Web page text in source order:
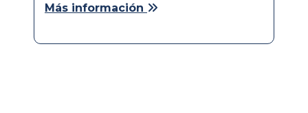
Más información